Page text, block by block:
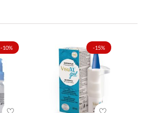
-10% -15%